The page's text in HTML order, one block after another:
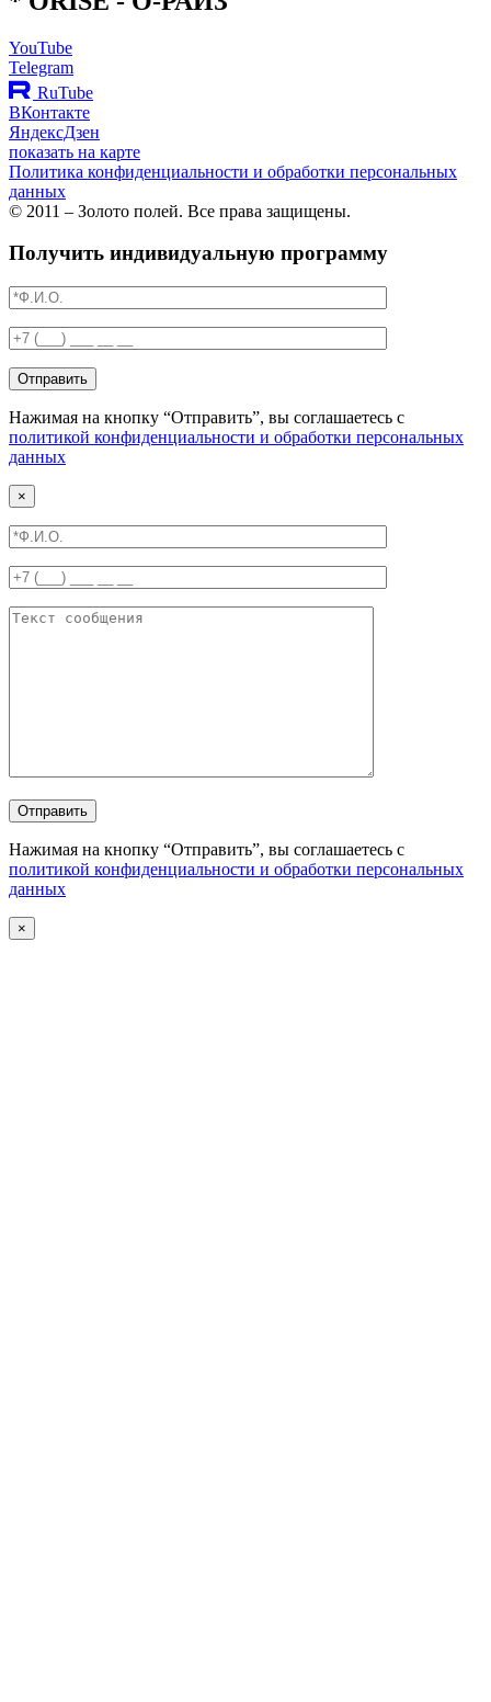
YouTube
Telegram
RuTube
ВКонтакте
ЯндексДзен
показать на карте
Политика конфиденциальности и обработки персональных
данных
© 2011 – Золото полей. Все права защищены.
Получить индивидуальную программу
Отправить
Нажимая на кнопку “Отправить”, вы соглашаетесь с
политикой конфиденциальности и обработки персональных
данных
×
Отправить
Нажимая на кнопку “Отправить”, вы соглашаетесь с
политикой конфиденциальности и обработки персональных
данных
×